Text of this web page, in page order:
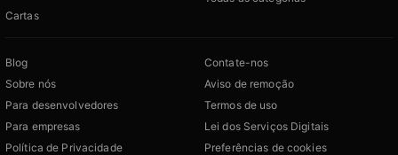
Cartas
Blog
Sobre nós
Para desenvolvedores
Para empresas
Política de Privacidade
Contate-nos
Aviso de remoção
Termos de uso
Lei dos Serviços Digitais
Preferências de cookies